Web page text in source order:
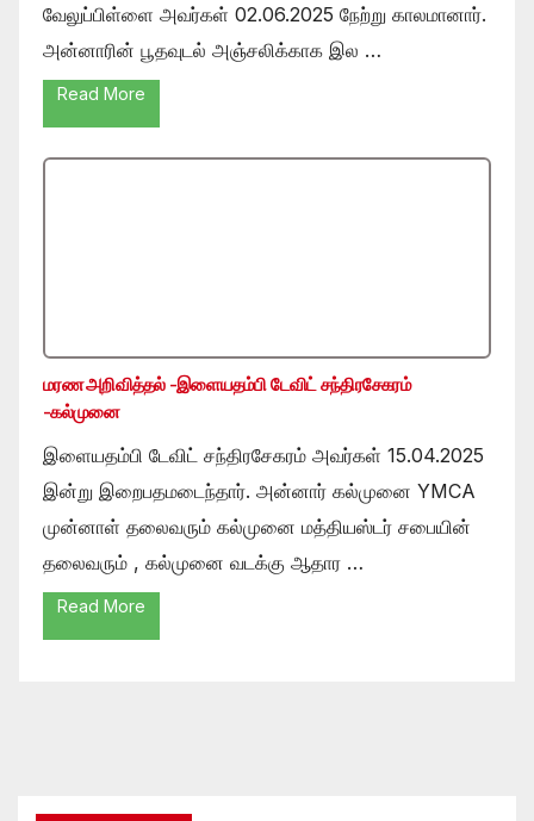
வேலுப்பிள்ளை அவர்கள் 02.06.2025 நேற்று காலமானார்.
அன்னாரின் பூதவுடல் அஞ்சலிக்காக இல …
Read More
மரண அறிவித்தல் -இளையதம்பி டேவிட் சந்திரசேகரம்
-கல்முனை
இளையதம்பி டேவிட் சந்திரசேகரம் அவர்கள் 15.04.2025
இன்று இறைபதமடைந்தார். அன்னார் கல்முனை YMCA
முன்னாள் தலைவரும் கல்முனை மத்தியஸ்டர் சபையின்
தலைவரும் , கல்முனை வடக்கு ஆதார …
Read More